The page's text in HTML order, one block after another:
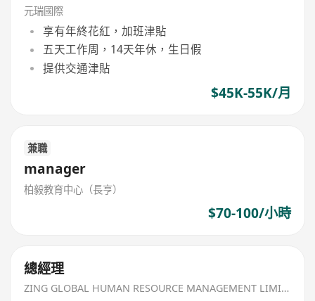
元瑞國際
享有年終花紅，加班津貼
五天工作周，14天年休，生日假
提供交通津貼
$45K-55K/月
兼職
manager
柏毅教育中心（長亨）
$70-100/小時
總經理
ZING GLOBAL HUMAN RESOURCE MANAGEMENT LIMITED